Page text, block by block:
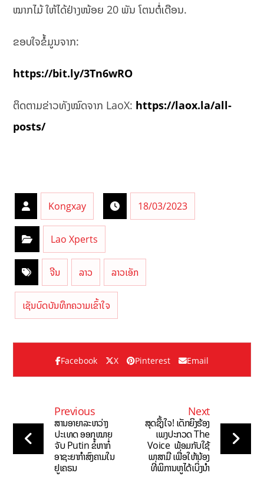
ໝາກໄມ້ ໃຫ້ໄດ້ຢ່າງໜ້ອຍ 20 ພັນ ໂຕນຕໍ່ເດືອນ.
ຂອບໃຈຂໍ້ມູນຈາກ:
https://bit.ly/3Tn6wRO
ຕິດຕາມຂ່າວທັງໝົດຈາກ LaoX: https://laox.la/all-
posts/
Kongxay 18/03/2023
Lao Xperts
ຈີນ ລາວ ລາວເອັກ
ເຊັນບົດບັນທຶກຄວາມເຂົ້າໃຈ
Facebook X Pinterest Email
Previous
ສານອາຍາລະຫວ່າງ
ປະເທດ ອອກໝາຍ
ຈັບ Putin ຂໍ້ຫາກໍ່
ອາຊະຍາກຳສົງຄາມໃນ
ຢູເຄຣນ
Next
ສຸດຊຶ້ງໃຈ! ເດັກຍິງຮ້ອງ
ເພງປະກວດ The
Voice ພ້ອມກັບໃຊ້
ພາສາມື ເພື່ອໃຫ້ນ້ອງ
ທີ່ພິການຫູໄດ້ເບິ່ງນຳ